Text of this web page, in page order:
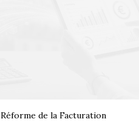
Réforme de la Facturation